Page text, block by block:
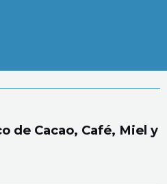
de Cacao, Café, Miel y